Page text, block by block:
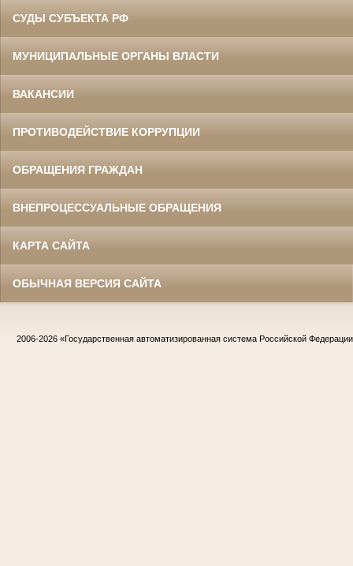
СУДЫ СУБЪЕКТА РФ
МУНИЦИПАЛЬНЫЕ ОРГАНЫ ВЛАСТИ
ВАКАНСИИ
ПРОТИВОДЕЙСТВИЕ КОРРУПЦИИ
ОБРАЩЕНИЯ ГРАЖДАН
ВНЕПРОЦЕССУАЛЬНЫЕ ОБРАЩЕНИЯ
КАРТА САЙТА
ОБЫЧНАЯ ВЕРСИЯ САЙТА
2006-2026 «Государственная автоматизированная система Российской